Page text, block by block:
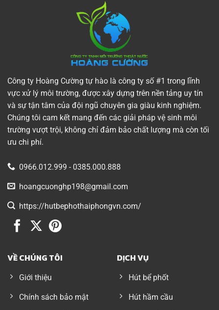
Công ty Hoàng Cường tự hào là công ty số #1 trong lĩnh
vực xử lý môi trường, được xây dựng trên nền tảng uy tín
và sự tận tâm của đội ngũ chuyên gia giàu kinh nghiệm.
Chúng tôi cam kết mang đến các giải pháp vệ sinh môi
trường vượt trội, không chỉ đảm bảo chất lượng mà còn tối
ưu chi phí.
0966.012.999 - 0385.000.888
hoangcuonghp198@gmail.com
https://hutbephothaiphongvn.com/
VỀ CHÚNG TÔI
Giới thiệu
Chính sách bảo mật
DỊCH VỤ
Hút bể phốt
Hút hầm cầu